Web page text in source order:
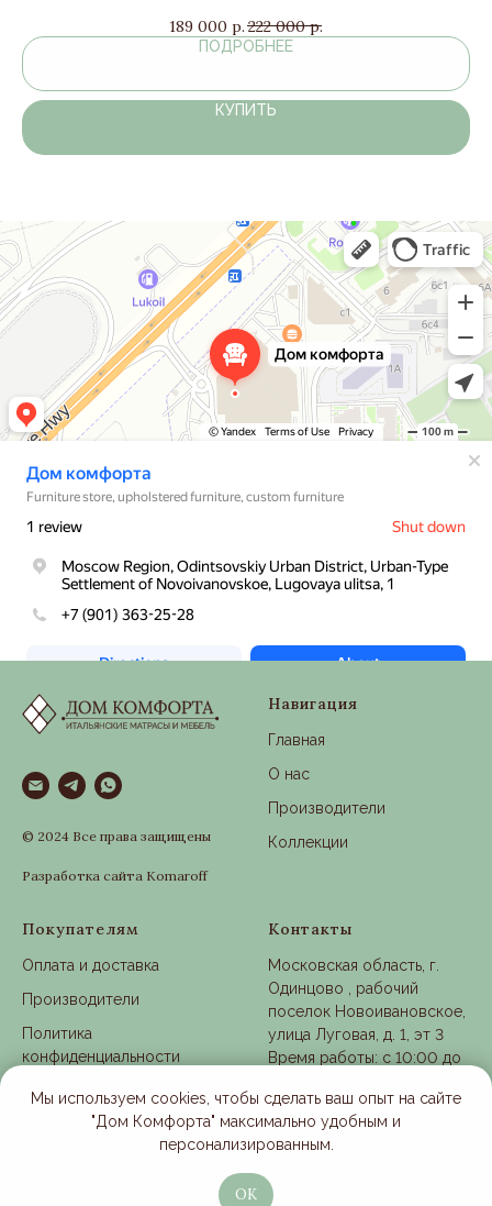
189 000 р. 222 000 р.
ПОДРОБНЕЕ
КУПИТЬ
Дом комфорта
Магазин мебели в Москве и Московской области
Мягкая мебель в Москве и Московской области
Мы используем cookies, чтобы сделать ваш опыт на сайте
"Дом Комфорта" максимально удобным и
персонализированным.
ОК
© 2024 Все права защищены
Разработка сайта Komaroff
Навигация
Главная
О нас
Производители
Коллекции
Покупателям
Оплата и доставка
Производители
Политика
конфиденциальности
Согласие на обработку
Публичная оферта
Контакты
Московская область, г.
Одинцово , рабочий
поселок Новоивановское,
улица Луговая, д. 1, эт 3
Время работы: с 10:00 до
+7 (901) 363-25-28